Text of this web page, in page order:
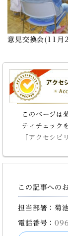
意見交換会(11月
このページは
ティチェック
「アクセシビ
この記事への
担当部署：菊
電話番号：